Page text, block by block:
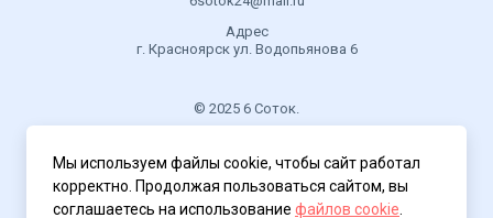
Адрес
г. Красноярск ул. Водопьянова 6
© 2025 6 Соток.
.
Политика конфиденциальности
Мы используем файлы cookie, чтобы сайт работал
корректно. Продолжая пользоваться сайтом, вы
соглашаетесь на использование файлов cookie